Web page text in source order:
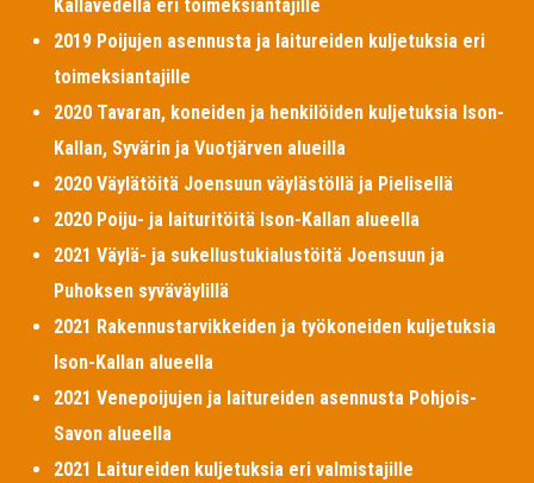
Kallavedellä eri toimeksiantajille
2019 Poijujen asennusta ja laitureiden kuljetuksia eri
toimeksiantajille
2020 Tavaran, koneiden ja henkilöiden kuljetuksia Ison-
Kallan, Syvärin ja Vuotjärven alueilla
2020 Väylätöitä Joensuun väylästöllä ja Pielisellä
2020 Poiju- ja laituritöitä Ison-Kallan alueella
2021 Väylä- ja sukellustukialustöitä Joensuun ja
Puhoksen syväväylillä
2021 Rakennustarvikkeiden ja työkoneiden kuljetuksia
Ison-Kallan alueella
2021 Venepoijujen ja laitureiden asennusta Pohjois-
Savon alueella
2021 Laitureiden kuljetuksia eri valmistajille